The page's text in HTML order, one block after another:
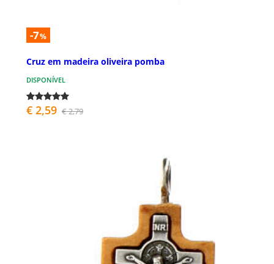
-7%
Cruz em madeira oliveira pomba
DISPONÍVEL
€ 2,59 € 2,79